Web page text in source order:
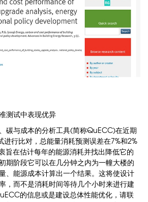
测试中表现优异
碳与成本的分析工具(简称QuECC)在近期
行比对，总能量消耗预测误差在7%和2%
旨在估计每年的能源消耗并找出降低它的
期阶段它可以在几分钟之内为一幢大楼的
、能源成本计算出一个结果。这将使设计
，而不是消耗时间等待几个小时来进行建
的信息或是建设总体性能优化，请联